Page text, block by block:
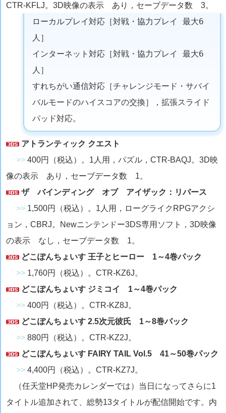
CTR-KFLJ。3D映像の表示 あり，セーブデータ数 3。
ローカルプレイ対応［対戦・協力プレイ 最大6
人］
インターネット対応［対戦・協力プレイ 最大6
人］
すれちがい通信対応［チャレンジモード・サバイ
バルモードのハイスコアの交換］，拡張スライド
パッド対応。
アトランティック クエスト
>> 400円（税込）。1人用，パズル，CTR-BAQJ。3D映
像の表示 あり，セーブデータ数 1。
ザ バインディング オブ アイザック：リバース
>> 1,500円（税込）。1人用，ローグライクRPGアクシ
ョン，CBRJ。Newニンテンドー3DS専用ソフト，3D映像
の表示 なし，セーブデータ数 1。
どこぽんちょいす 王子とヒーロー 1～4巻パック
>> 1,760円（税込）。CTR-KZ6J。
どこぽんちょいす ジミコイ 1～4巻パック
>> 400円（税込）。CTR-KZ8J。
どこぽんちょいす 2.5次元彼氏 1～8巻パック
>> 880円（税込）。CTR-KZ2J。
どこぽんちょいす FAIRY TAIL Vol.5 41～50巻パック
>> 4,400円（税込）。CTR-KZ7J。
（任天堂HP発売カレンダーでは）当日になってさらに1
タイトル追加されて、総勢13タイトルが配信開始です。内